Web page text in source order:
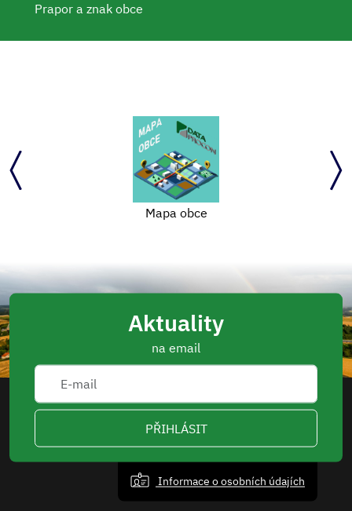
Prapor a znak obce
Mapa obce
Aktuality
na email
PŘIHLÁSIT
Informace o osobních údajích